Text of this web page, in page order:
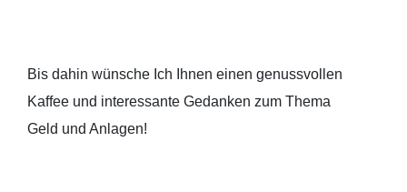
Bis dahin wünsche Ich Ihnen einen genussvollen
Kaffee und interessante Gedanken zum Thema
Geld und Anlagen!